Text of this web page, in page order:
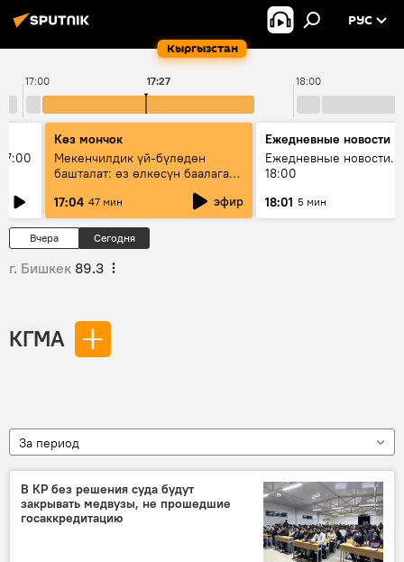
Кыргызстан
РУС
17:00 18:00
17:27
Көз мончок
Мекенчилдик үй-бүлөдөн
башталат: өз өлкөсүн баалаган
муунду кантип тарбиялоо
керек?
17:04 47 мин эфир
Ежедневные новости
Ежедневные новости.
18:00
18:01 5 мин
Вчера Сегодня
г. Бишкек 89.3
КГМА
За период
В КР без решения суда будут
закрывать медвузы, не прошедшие
госаккредитацию